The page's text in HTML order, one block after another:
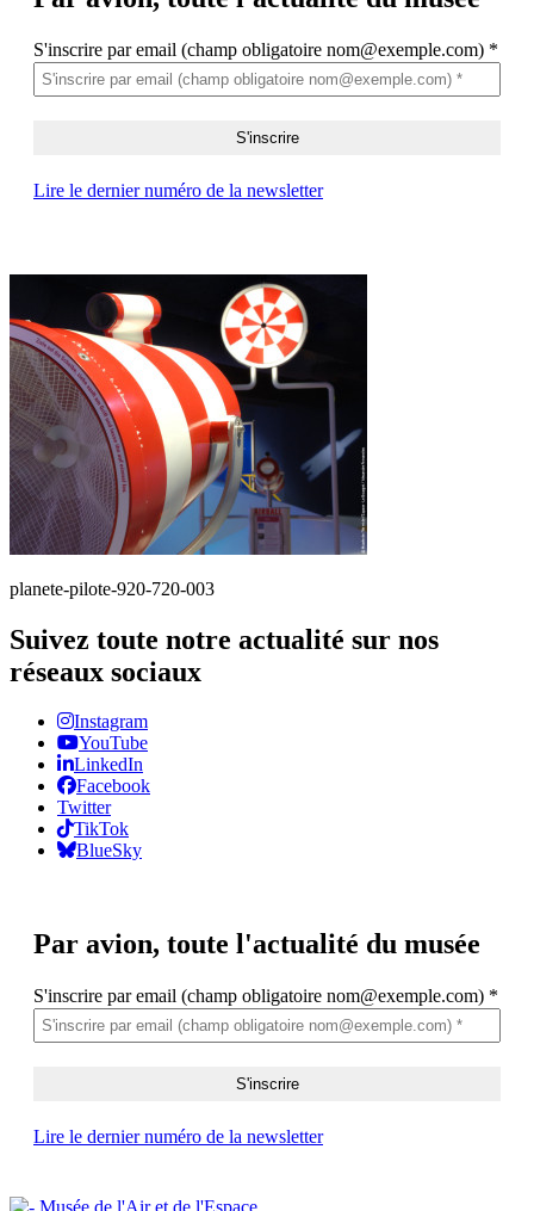
S'inscrire par email (champ obligatoire nom@exemple.com) *
Lire le dernier numéro de la newsletter
planete-pilote-920-720-003
Suivez toute notre actualité sur nos
réseaux sociaux
Instagram
YouTube
LinkedIn
Facebook
Twitter
TikTok
BlueSky
Par avion, toute l'actualité du musée
S'inscrire par email (champ obligatoire nom@exemple.com) *
Lire le dernier numéro de la newsletter